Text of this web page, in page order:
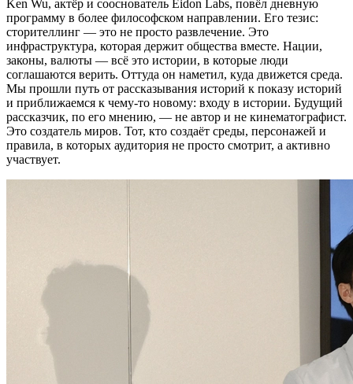
Ken Wu, актёр и сооснователь Eidon Labs, повёл дневную
программу в более философском направлении. Его тезис:
сторителлинг — это не просто развлечение. Это
инфраструктура, которая держит общества вместе. Нации,
законы, валюты — всё это истории, в которые люди
соглашаются верить. Оттуда он наметил, куда движется среда.
Мы прошли путь от рассказывания историй к показу историй
и приближаемся к чему-то новому: входу в истории. Будущий
рассказчик, по его мнению, — не автор и не кинематографист.
Это создатель миров. Тот, кто создаёт среды, персонажей и
правила, в которых аудитория не просто смотрит, а активно
участвует.